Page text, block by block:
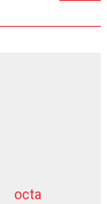
octa
dziļurbums